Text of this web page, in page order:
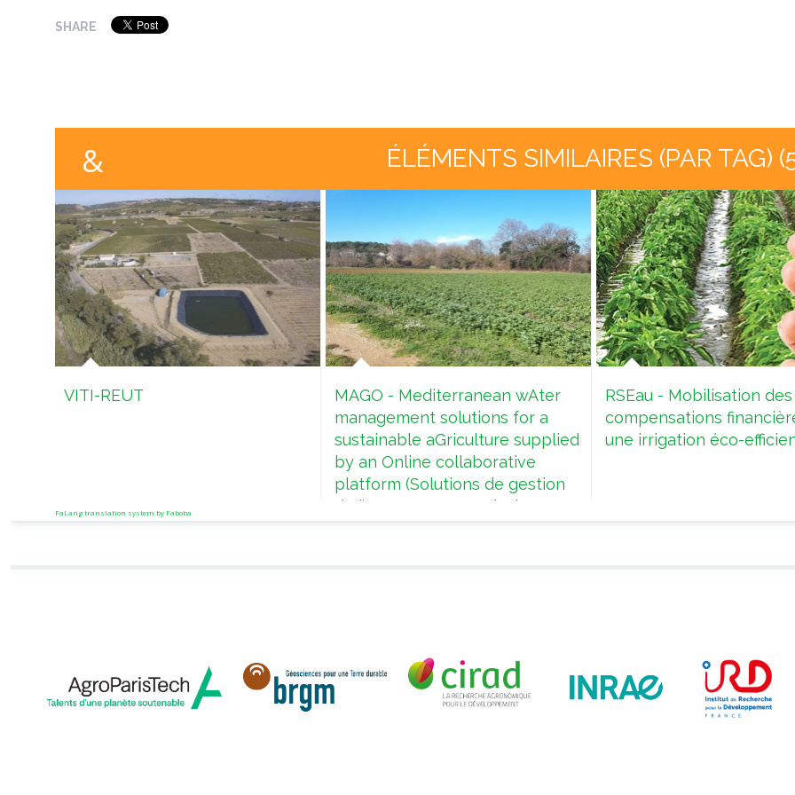
SHARE
ÉLÉMENTS SIMILAIRES (PAR TAG)
VITI-REUT
MAGO - Mediterranean wAter
management solutions for a
sustainable aGriculture supplied
by an Online collaborative
platform (Solutions de gestion
de l’eau pour une agriculture
méditerranéenne durable au
RSEau - Mobilisation des
compensations
une irrigation éco-
FaLang translation system by Faboba